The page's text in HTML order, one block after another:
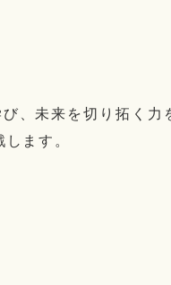
、未来を切り拓く力
ます。